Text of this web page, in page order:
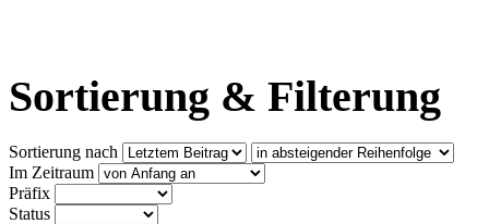
Sortierung & Filterung
Sortierung nach
Im Zeitraum
Präfix
Status